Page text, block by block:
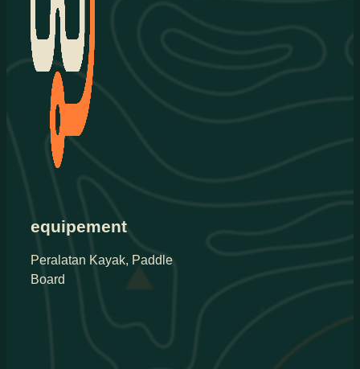
equipement
Peralatan Kayak, Paddle
Board